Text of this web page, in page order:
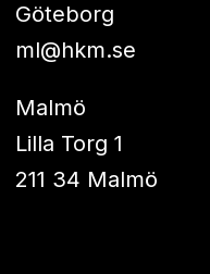
Göteborg
ml@hkm.se
Malmö
Lilla Torg 1
211 34 Malmö